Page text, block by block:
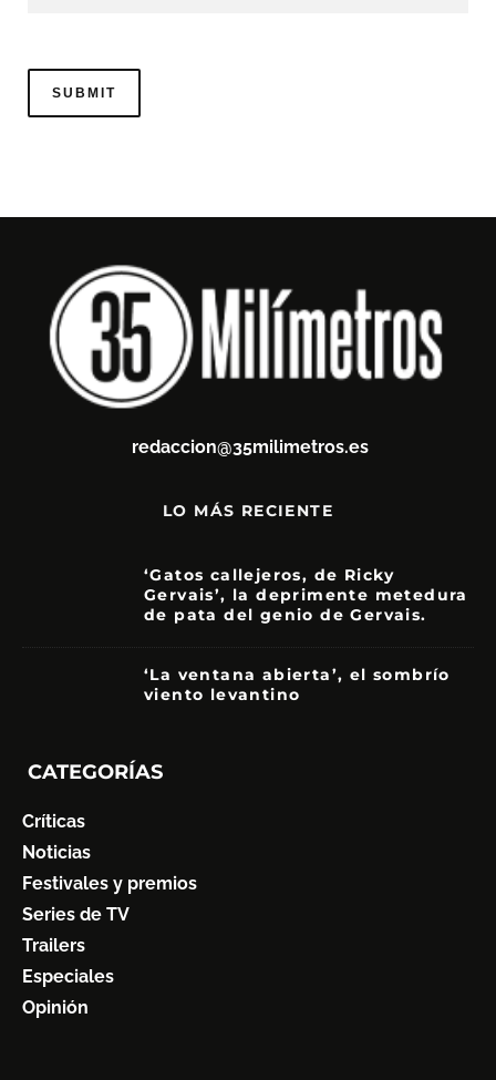
redaccion@35milimetros.es
LO MÁS RECIENTE
‘Gatos callejeros, de Ricky
Gervais’, la deprimente metedura
de pata del genio de Gervais.
‘La ventana abierta’, el sombrío
viento levantino
CATEGORÍAS
Críticas
Noticias
Festivales y premios
Series de TV
Trailers
Especiales
Opinión